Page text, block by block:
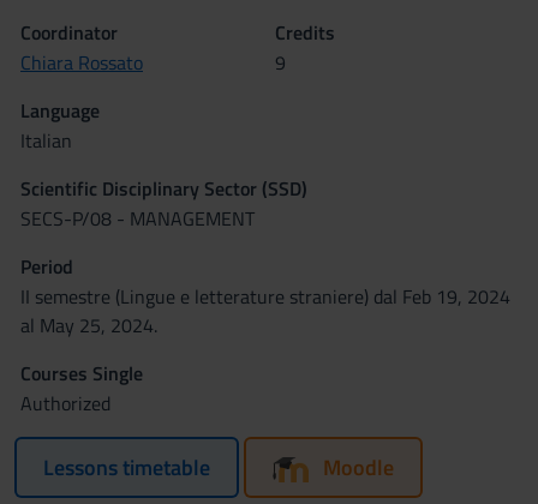
Coordinator
Chiara Rossato
Credits
9
Language
Italian
Scientific Disciplinary Sector (SSD)
SECS-P/08 - MANAGEMENT
Period
II semestre (Lingue e letterature straniere) dal Feb 19, 2024
al May 25, 2024.
Courses Single
Authorized
Lessons timetable Moodle